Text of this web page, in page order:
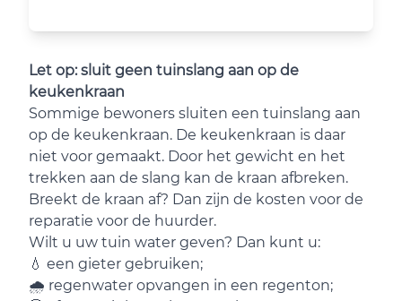
Let op: sluit geen tuinslang aan op de
keukenkraan
Sommige bewoners sluiten een tuinslang aan
op de keukenkraan. De keukenkraan is daar
niet voor gemaakt. Door het gewicht en het
trekken aan de slang kan de kraan afbreken.
Breekt de kraan af? Dan zijn de kosten voor de
reparatie voor de huurder.
Wilt u uw tuin water geven? Dan kunt u:
💧 een gieter gebruiken;
🌧️ regenwater opvangen in een regenton;